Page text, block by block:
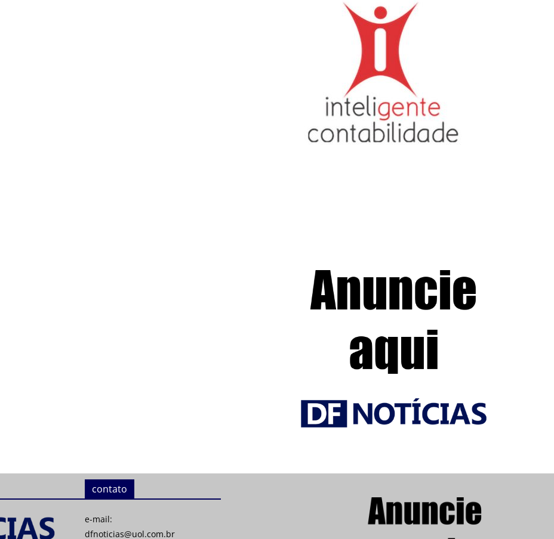
contato
e-mail:
dfnoticias@uol.com.br